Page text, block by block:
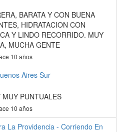
BARATA Y CON BUENA
HIDRATACION CON
Y LINDO RECORRIDO. MUY
MUCHA GENTE
10 años
Aires Sur
PUNTUALES
10 años
La Providencia - Corriendo En